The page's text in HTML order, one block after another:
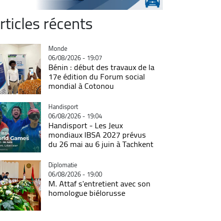
récents
Catégorie
Monde
06/08/2026 - 19:07
Bénin : début des travaux de la
17e édition du Forum social
mondial à Cotonou
Catégorie
Handisport
06/08/2026 - 19:04
Handisport - Les Jeux
mondiaux IBSA 2027 prévus
du 26 mai au 6 juin à Tachkent
Catégorie
Diplomatie
06/08/2026 - 19:00
M. Attaf s'entretient avec son
homologue biélorusse